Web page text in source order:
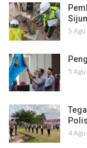
5
5
4